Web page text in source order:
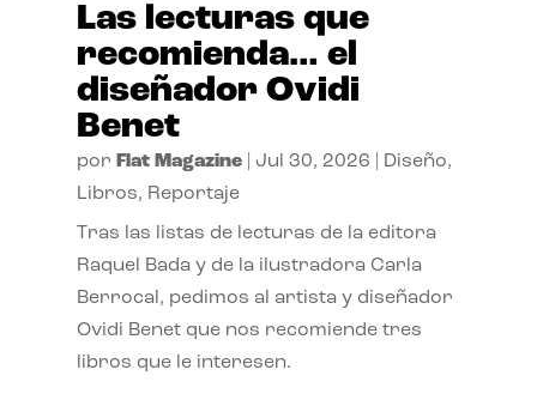
Las lecturas que
recomienda… el
diseñador Ovidi
Benet
por Flat Magazine| Jul 30, 2026 Diseño,
Libros, Reportaje
Tras las listas de lecturas de la editora
Raquel Bada y de la ilustradora Carla
Berrocal, pedimos al artista y diseñador
Ovidi Benet que nos recomiende tres
libros que le interesen.